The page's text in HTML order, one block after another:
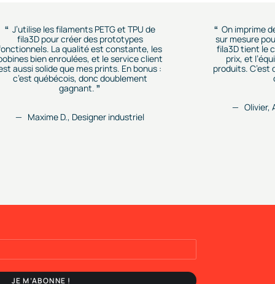
J’utilise les filaments PETG et TPU de
fila3D pour créer des prototypes
La qualité est constante, les
bien enroulées, et le service client
aussi solide que mes prints. En bonus :
c’est québécois, donc doublement
gagnant.
Maxime D., Designer industriel
On imprime
sur mesure
fila3D tient le
prix, et
produits. C’est
Olivier,